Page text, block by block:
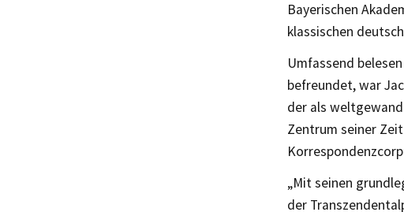
Bayerischen
klassischen
Umfassend
befreundet, war
der als
Zentrum seiner
„Mit seinen
der